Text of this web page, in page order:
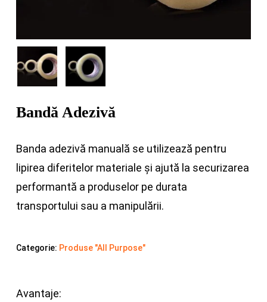
Bandă Adezivă
Banda adezivă manuală se utilizează pentru
lipirea diferitelor materiale și ajută la securizarea
performantă a produselor pe durata
transportului sau a manipulării.
Categorie: Produse "All Purpose"
Avantaje: